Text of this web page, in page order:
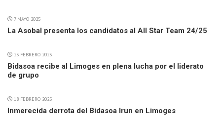
7 MAYO 2025
La Asobal presenta los candidatos al All Star Team 24/25
25 FEBRERO 2025
Bidasoa recibe al Limoges en plena lucha por el liderato
de grupo
18 FEBRERO 2025
Inmerecida derrota del Bidasoa Irun en Limoges